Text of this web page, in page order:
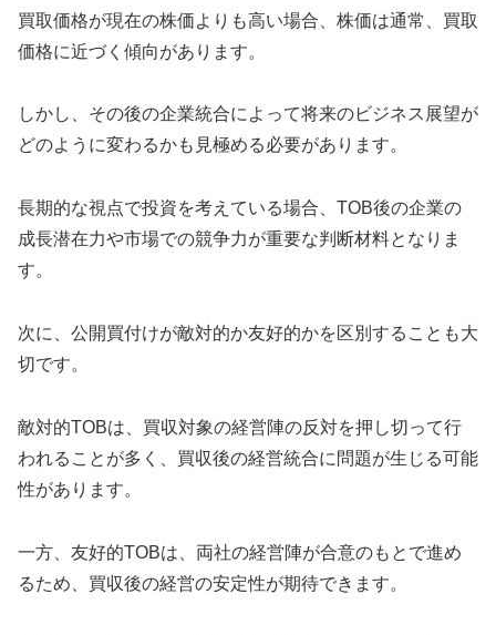
買取価格が現在の株価よりも高い場合、株価は通常、買取
価格に近づく傾向があります。
しかし、その後の企業統合によって将来のビジネス展望が
どのように変わるかも見極める必要があります。
長期的な視点で投資を考えている場合、TOB後の企業の
成長潜在力や市場での競争力が重要な判断材料となりま
す。
次に、公開買付けが敵対的か友好的かを区別することも大
切です。
敵対的TOBは、買収対象の経営陣の反対を押し切って行
われることが多く、買収後の経営統合に問題が生じる可能
性があります。
一方、友好的TOBは、両社の経営陣が合意のもとで進め
るため、買収後の経営の安定性が期待できます。